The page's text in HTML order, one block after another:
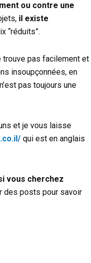
ou contre une
il existe
“réduits”.
trouve pas facilement et
insoupçonnées, en
pas toujours une
et je vous laisse
qui est en anglais
vous cherchez
des posts pour savoir